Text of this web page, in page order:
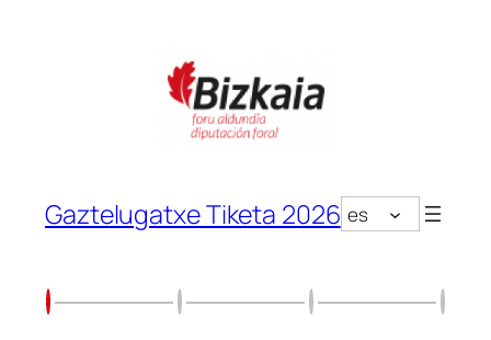
Gaztelugatxe Tiketa 2026 es